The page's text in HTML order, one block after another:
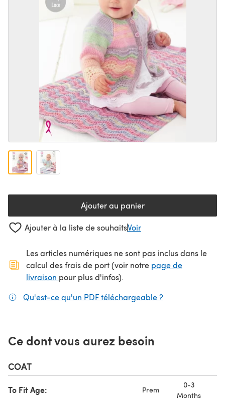
Ajouter au panier
Ajouter à la liste de souhaitsVoir
Les articles numériques ne sont pas inclus dans le
calcul des frais de port (voir notre page de
livraison (s'ouvre dans un nouvel onglet)
pour plus d'infos).
Qu'est-ce qu'un PDF téléchargeable ?
Ce dont vous aurez besoin
COAT
To Fit Age: Prem
0-3
Months